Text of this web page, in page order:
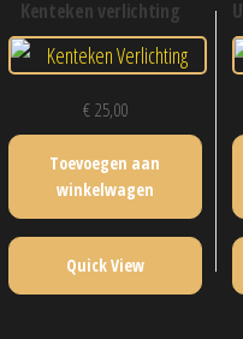
kenteken verlichting
€25,00
Toevoegen aan
winkelwagen
Quick View